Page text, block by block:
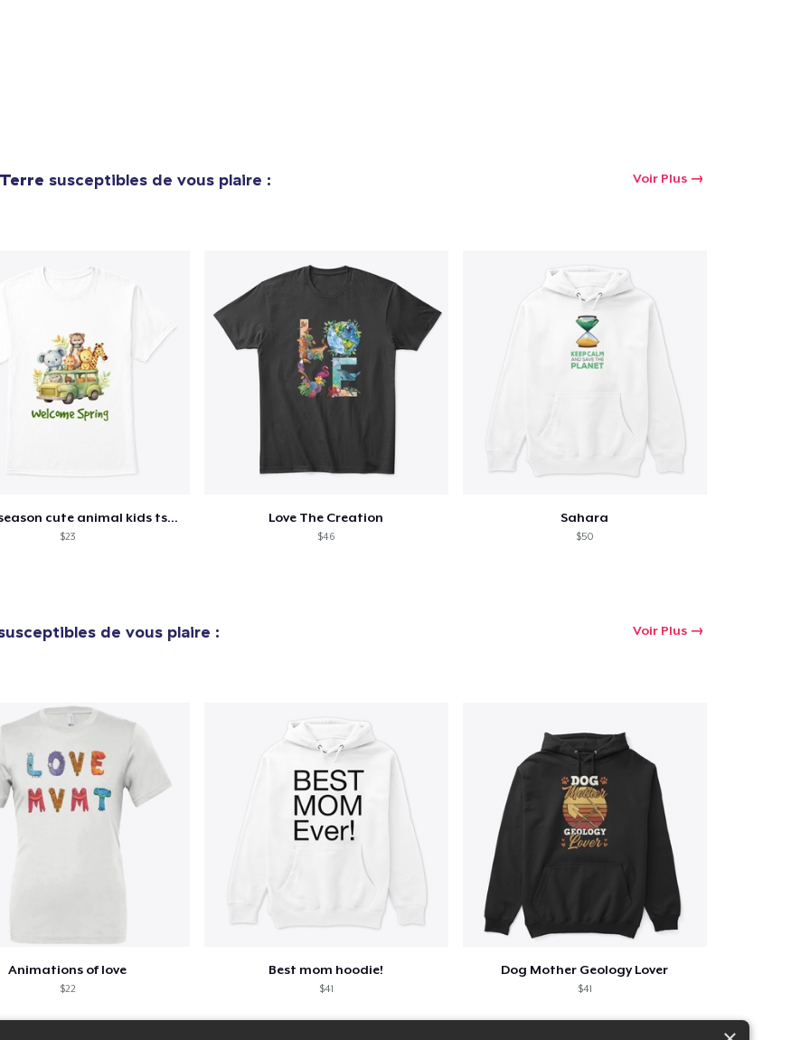
susceptibles de vous plaire : Voir Plus
Spring season cute animal kids tshirt
$23
Love The Creation
$46
Sahara
$50
de vous plaire : Voir Plus
Animations of love
$22
Best mom hoodie!
$41
Dog Mother Geology Lover
$41